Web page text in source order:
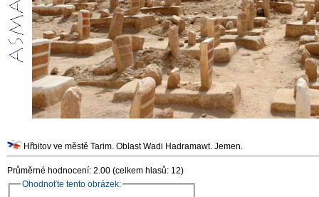
Hřbitov ve městě Tarim. Oblast Wadi Hadramawt. Jemen.
Průměrné hodnocení: 2.00 (celkem hlasů: 12)
Ohodnoťte tento obrázek: